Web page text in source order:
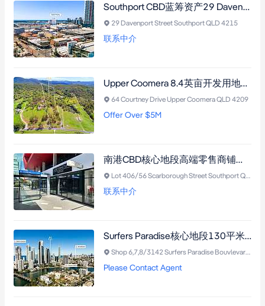
Southport CBD蓝筹资产29 Davenport Street，黄金地段临街高曝光，毗邻轻轨与购物中心，兼具办公医疗零售多功能，坐拥PDA开发潜力与稳定租赁需求。
29 Davenport Street Southport QLD 4215
联系中介
Upper Coomera 8.4英亩开发用地，拥城市天际线景观，适合住宅细分与联排别墅开发，毗邻黄金海岸核心区。
64 Courtney Drive Upper Coomera QLD 4209
Offer Over $5M
南港CBD核心地段高端零售商铺，坐落Southport Central，75平方米转角旺铺，正对Australia Fair购物中心，租约稳定至2028年并可续约。
Lot 406/56 Scarborough Street Southport QLD 4215
联系中介
Surfers Paradise核心地段130平米优质零售空间，高曝光率，近海滩，带3个安全车位。
Shop 6,7,8/3142 Surfers Paradise Bouvlevard, SURFERS PARADISE QLD 4217 Surfers Paradise QLD 4217
Please Contact Agent